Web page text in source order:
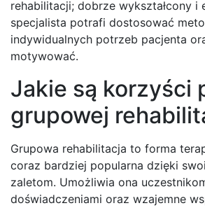
rehabilitacji; dobrze wykształcony i
specjalista potrafi dostosować
indywidualnych potrzeb pacjenta
motywować.
Jakie są korzyści
grupowej
Grupowa rehabilitacja to forma
coraz bardziej popularna dzięki
zaletom. Umożliwia ona
doświadczeniami oraz wzajemne